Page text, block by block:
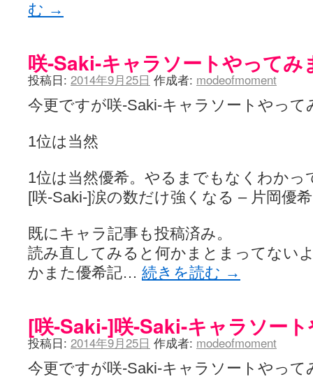
む →
咲-Saki-キャラソートやってみ
投稿日: 2014年9月25日 作成者: modeofmoment
今更ですが咲-Saki-キャラソートやって
1位は当然
1位は当然優希。やるまでもなくわか
[咲-Saki-]涙の数だけ強くなる – 片岡優希
既にキャラ記事も投稿済み。
読み直してみると何かまとまってない
かまた優希記… 続きを読む →
[咲-Saki-]咲-Saki-キャラソー
投稿日: 2014年9月25日 作成者: modeofmoment
今更ですが咲-Saki-キャラソートやって